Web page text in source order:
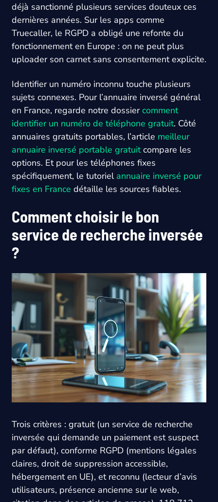
déjà sanctionné plusieurs services douteux ces
dernières années. Sur les apps comme
Truecaller, le RGPD a obligé une refonte du
fonctionnement en Europe : on ne peut plus
uploader son carnet sans consentement explicite.
Identifier un numéro inconnu touche plusieurs
sujets connexes. Pour l’annuaire inversé général
en France, regarde notre dossiercomment
identifier un numéro de téléphone gratuit. Côté
annuaires gratuits portables, l’article meilleur
annuaire inversé portable gratuitcompare les
options. Et pour les téléphones fixes
spécifiquement, le tutoriel annuaire inversé pour
fixes en France détaille les sources fiables.
Comment choisir le bon
service de recherche inversée
?
Trois critères : gratuit (un service de recherche
inversée qui demande un paiement est suspect
par défaut), conforme RGPD (mentions légales
claires, droit de suppression accessible,
hébergement en UE), et reconnu (lecteur d’avis
utilisateurs, présence ancienne sur le web,